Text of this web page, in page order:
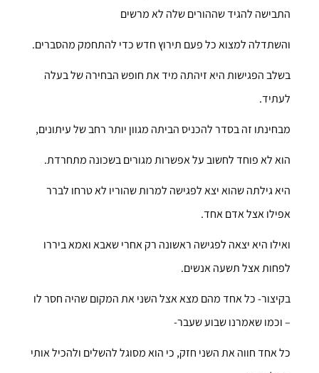
התבישה להגיד שההורים שלה לא מרשים
והשתדלה למצוא כל פעם תירוץ חדש כדי להתחמק מהסברים.
בשלב הפגישות היא זיהתה מיד את חופש הבחירה של בעלה
לעתיד.
מבחינתו זה בסדר להכניס הביתה מגוון יותר רחב של עיתונים,
הוא לא פוחד לחשוב על אפשרות מגורים בשכונה מתחרדת.
היא גילתה שהוא יצא לפגישה למרות שהוריו לא טרחו לברר
אפילו אצל אדם אחד.
ואילו היא יצאה לפגישה ראשונה רק אחרי שאבא ואמא ביררו
לפחות אצל תשעה אנשים.
בקיצור- כל אחד מהם מצא אצל השני את המקום שהיה חסר לו
– וכמו שאמרנו שבוע שעבר-
כל אחד חווה את השני חזק, כי הוא מסוגל להשלים ולהכיל אותי